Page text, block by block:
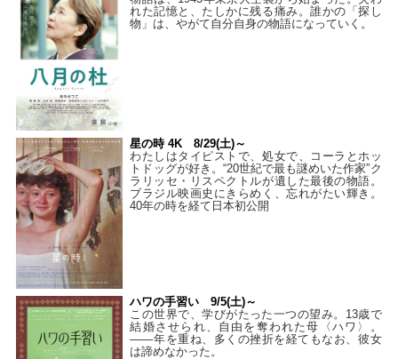
れた記憶と、たしかに残る痛み。誰かの「探し
物」は、やがて自分自身の物語になっていく。
星の時 4K 8/29(土)～
わたしはタイピストで、処⼥で、コーラとホッ
トドッグが好き。“20世紀で最も謎めいた作家”ク
ラリッセ・リスペクトルが遺した最後の物語。
ブラジル映画史にきらめく、忘れがたい輝き。
40年の時を経て⽇本初公開
ハワの手習い 9/5(土)～
この世界で、学びがたった一つの望み。13歳で
結婚させられ、自由を奪われた母〈ハワ〉。
——年を重ね、多くの挫折を経てもなお、彼女
は諦めなかった。